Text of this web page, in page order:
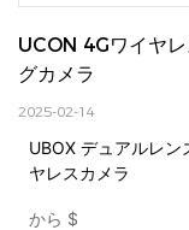
UCON 4Gワイヤ
グカメラ
2025-02-14
UBOX デュアルレン
ヤレスカメラ
から $